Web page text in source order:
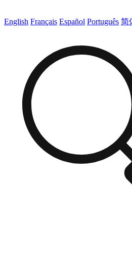
English Français Español Português 简